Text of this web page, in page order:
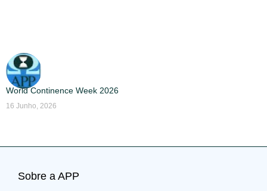
World Continence Week 2026
16 Junho, 2026
Sobre a APP